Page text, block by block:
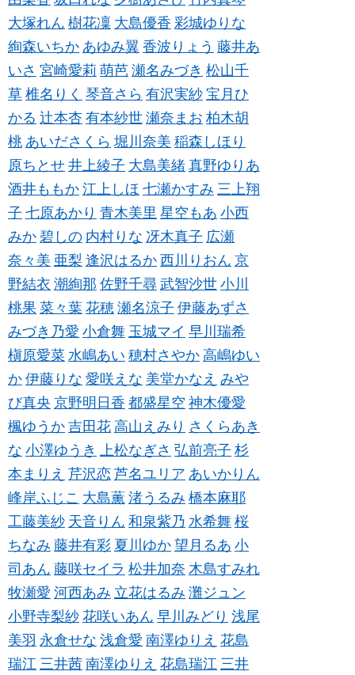
大塚れん 樹花凜 大島優香 彩城ゆりな
絢森いちか あゆみ翼 香波りょう 藤井あ
いさ 宮崎愛莉 萌芭 瀬名みづき 松山千
草 椎名りく 琴音さら 有沢実紗 宝月ひ
かる 辻本杏 有本紗世 瀬奈まお 柏木胡
桃 あいださくら 堀川奈美 稲森しほり
原ちとせ 井上綾子 大島美緒 真野ゆりあ
酒井ももか 江上しほ 七瀬かすみ 三上翔
子 七原あかり 青木美里 星空もあ 小西
みか 碧しの 内村りな 冴木真子 広瀬
奈々美 亜梨 逢沢はるか 西川りおん 京
野結衣 潮絢那 佐野千尋 武智沙世 小川
桃果 菜々葉 花穂 瀬名涼子 伊藤あずさ
みづき乃愛 小倉舞 玉城マイ 早川瑞希
槇原愛菜 水嶋あい 穂村さやか 高嶋ゆい
か 伊藤りな 愛咲えな 美堂かなえ みや
び真央 京野明日香 都盛星空 神木優愛
楓ゆうか 吉田花 高山えみり さくらあき
な 小澤ゆうき 上松なぎさ 弘前亮子 杉
本まりえ 芹沢恋 芦名ユリア あいかりん
峰岸ふじこ 大島薫 渚うるみ 橋本麻耶
工藤美紗 天音りん 和泉紫乃 水希舞 桜
ちなみ 藤井有彩 夏川ゆか 望月るあ 小
司あん 藤咲セイラ 松井加奈 木島すみれ
牧瀬愛 河西あみ 立花はるみ 灘ジュン
小野寺梨紗 花咲いあん 早川みどり 浅尾
美羽 永倉せな 浅倉愛 南澤ゆりえ 花島
瑞江 三井茜 南澤ゆりえ 花島瑞江 三井